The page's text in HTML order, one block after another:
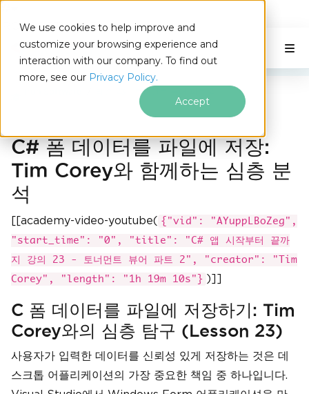
We use cookies to help improve and
customize your browsing experience and
interaction with our company. To find out
more, see our Privacy Policy.
Accept
IRONSOFTWARE
푸터 콘텐츠로 바로가기
C# Application
이 페이지에서
레슨 23 - 토너먼트 뷰어 파트 2
C# 폼 데이터를 파일에 저장:
Tim Corey와 함께하는 심층 분
석
[[academy-video-youtube( {"vid": "AYuppLBoZeg",
"start_time": "0", "title": "C# 앱 시작부터 끝까
지 강의 23 - 토너먼트 뷰어 파트 2", "creator": "Tim
Corey", "length": "1h 19m 10s"} )]]
C 폼 데이터를 파일에 저장하기: Tim
Corey와의 심층 탐구 (Lesson 23)
사용자가 입력한 데이터를 신뢰성 있게 저장하는 것은 데
스크톱 어플리케이션의 가장 중요한 책임 중 하나입니다.